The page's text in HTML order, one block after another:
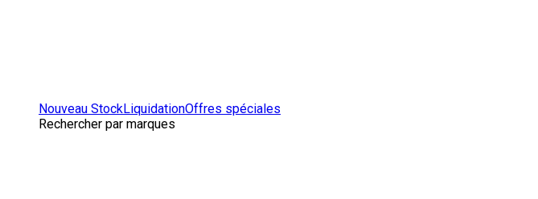
Nouveau StockLiquidationOffres spéciales
Rechercher par marques